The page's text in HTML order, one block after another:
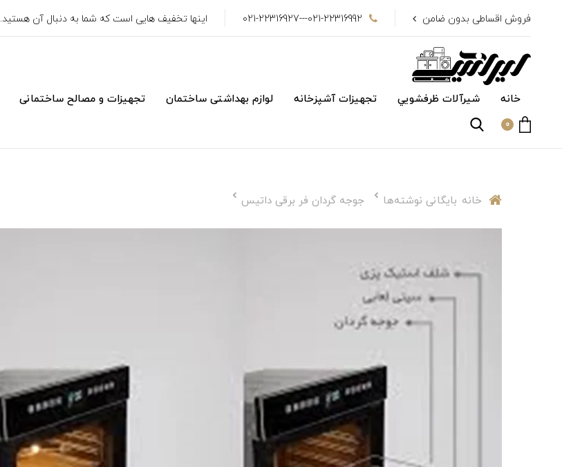
فروش اقساطی بدون ضامن 021-22316992---021-22316927 اینها تخفیف هایی است که شما به دنبال آن هستید.
خانه شیرآلات ظرفشويي تجهیزات آشپزخانه لوازم بهداشتی ساختمان تجهیزات و مصالح ساختمانی
0
خانه بایگانی نوشته‌ها جوجه گردان فر برقی داتیس